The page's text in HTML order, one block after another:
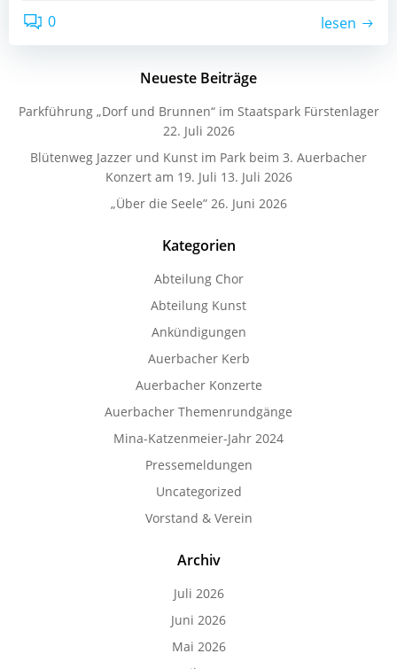
0 lesen
Neueste Beiträge
Parkführung „Dorf und Brunnen“ im Staatspark Fürstenlager
22. Juli 2026
Blütenweg Jazzer und Kunst im Park beim 3. Auerbacher
Konzert am 19. Juli 13. Juli 2026
„Über die Seele” 26. Juni 2026
Kategorien
Abteilung Chor
Abteilung Kunst
Ankündigungen
Auerbacher Kerb
Auerbacher Konzerte
Auerbacher Themenrundgänge
Mina-Katzenmeier-Jahr 2024
Pressemeldungen
Uncategorized
Vorstand & Verein
Archiv
Juli 2026
Juni 2026
Mai 2026